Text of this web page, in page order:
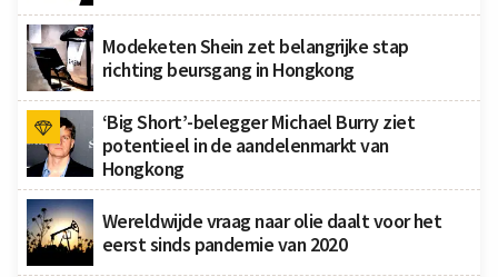
Modeketen Shein zet belangrijke stap
richting beursgang in Hongkong
‘Big Short’-belegger Michael Burry ziet
potentieel in de aandelenmarkt van
Hongkong
Wereldwijde vraag naar olie daalt voor het
eerst sinds pandemie van 2020